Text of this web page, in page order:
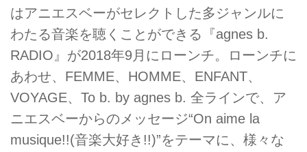
はアニエスベーがセレクトした多ジャンルに
わたる音楽を聴くことができる『agnes b.
RADIO』が2018年9月にローンチ。ローンチに
あわせ、FEMME、HOMME、ENFANT、
VOYAGE、To b. by agnes b. 全ラインで、ア
ニエスベーからのメッセージ“On aime la
musique!!(音楽大好き!!)”をテーマに、様々な